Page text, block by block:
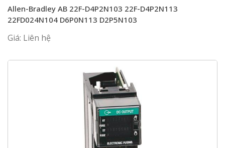
Allen-Bradley AB 22F-D4P2N103 22F-D4P2N113
22FD024N104 D6P0N113 D2P5N103
Giá: Liên hệ